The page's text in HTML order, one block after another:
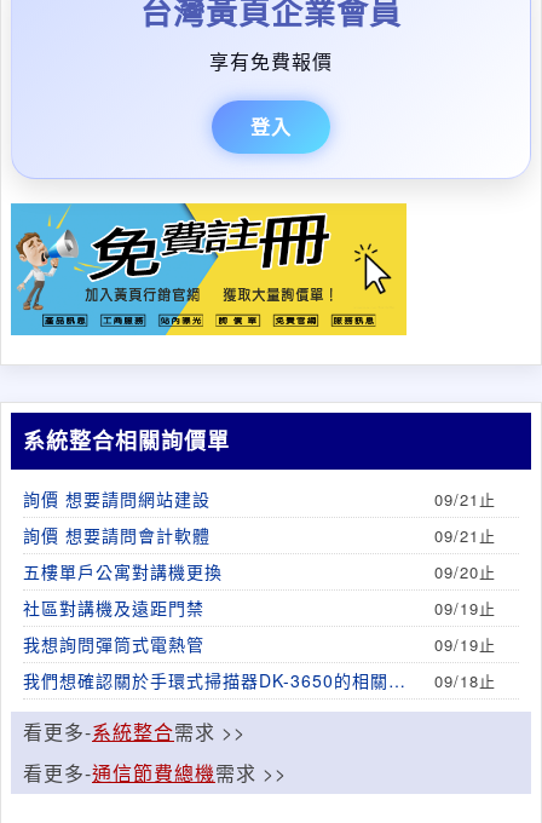
台灣黃頁企業會員
享有免費報價
登入
系統整合相關詢價單
詢價 想要請問網站建設 09/21止
詢價 想要請問會計軟體 09/21止
五樓單戶公寓對講機更換 09/20止
社區對講機及遠距門禁 09/19止
我想詢問彈筒式電熱管 09/19止
我們想確認關於手環式掃描器DK-3650的相關資
訊
09/18止
看更多-系統整合需求 >>
看更多-通信節費總機需求 >>